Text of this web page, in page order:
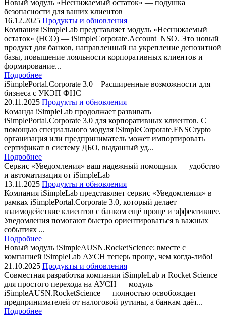
Новый модуль «Неснижаемый остаток» — подушка
безопасности для ваших клиентов
16.12.2025 Продукты и обновления
Компания iSimpleLab представляет модуль «Неснижаемый
остаток» (НСО) — iSimpleCorporate.Account_NSO. Это новый
продукт для банков, направленный на укрепление депозитной
базы, повышение лояльности корпоративных клиентов и
формирование...
Подробнее
iSimplePortal.Corporate 3.0 – Расширенные возможности для
бизнеса с УКЭП ФНС
20.11.2025 Продукты и обновления
Команда iSimpleLab продолжает развивать
iSimplePortal.Corporate 3.0 для корпоративных клиентов. С
помощью специального модуля iSimpleCorporate.FNSCrypto
организация или предприниматель может импортировать
сертификат в систему ДБО, выданный уд...
Подробнее
Сервис «Уведомления» ваш надежный помощник — удобство
и автоматизация от iSimpleLab
13.11.2025 Продукты и обновления
Компания iSimpleLab представляет сервис «Уведомления» в
рамках iSimplePortal.Corporate 3.0, который делает
взаимодействие клиентов с банком ещё проще и эффективнее.
Уведомления помогают быстро ориентироваться в важных
событиях ...
Подробнее
Новый модуль iSimpleAUSN.RocketScience: вместе с
компанией iSimpleLab АУСН теперь проще, чем когда-либо!
21.10.2025 Продукты и обновления
Совместная разработка компании iSimpleLab и Rocket Science
для простого перехода на АУСН — модуль
iSimpleAUSN.RocketScience — полностью освобождает
предпринимателей от налоговой рутины, а банкам даёт...
Подробнее